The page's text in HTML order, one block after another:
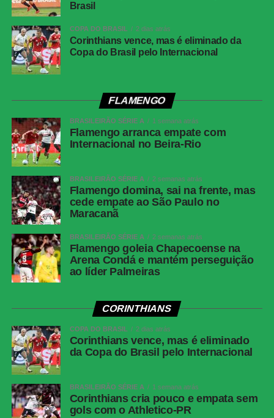
minutos. Nonato recebeu livre dentro da área e bateu
forte, mas Warleson fez uma defesa inusitada com a
cabeça e evitou o segundo gol tricolor.
Na reta final, os dois goleiros voltaram a trabalhar. Aos 25
força da entrada da área, obrigando Fábio a fazer uma
rasteiro e Montoro tentou de fora da área, mas o goleiro
do Fluminense apareceu novamente.
Fluminense reage no segundo tempo, empata
com o Botafogo, mas amplia jejum no Brasileirão
Sem novas mudanças no placar, o clássico terminou
empatado em 1 a 1.
Próximos jogos
Competição:Copa Sul-Americana – oitavas de final (ida)
Data e horário:13.08 (quinta-feira), às 21h30 (de
Brasília)
Local:Estádio Inca Garcilaso de la Vega
Fluminense x Independiente Rivadavia
Competição:Copa Libertadores – oitavas de final (ida)
Data e horário:11.08 (terça-feira), às 19h (de Brasília)
Brasil
COPA DO BRASIL 2 dias atrás
Corinthians vence, mas é eliminado da
Copa do Brasil pelo Internacional
FLAMENGO
BRASILEIRÃO SÉRIE A 1 semana atrás
Flamengo arranca empate com
Internacional no Beira-Rio
BRASILEIRÃO SÉRIE A 2 semanas atrás
Flamengo domina, sai na frente, mas
cede empate ao São Paulo no
Maracanã
BRASILEIRÃO SÉRIE A 2 semanas atrás
Flamengo goleia Chapecoense na
Arena Condá e mantém perseguição
ao líder Palmeiras
CORINTHIANS
COPA DO BRASIL 2 dias atrás
Corinthians vence, mas é eliminado
da Copa do Brasil pelo Internacional
BRASILEIRÃO SÉRIE A 1 semana atrás
Corinthians cria pouco e empata sem
gols com o Athletico-PR